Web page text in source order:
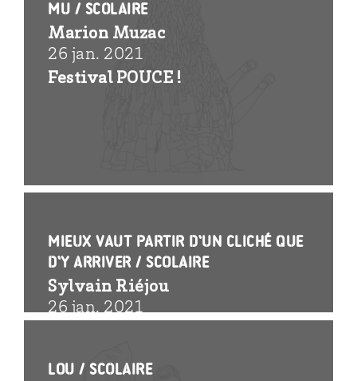
Mu / Scolaire
Marion Muzac
26 jan. 2021
Festival POUCE !
Mieux vaut partir d’un cliché que
d’y arriver / scolaire
Sylvain Riéjou
26 jan. 2021
Lou / scolaire